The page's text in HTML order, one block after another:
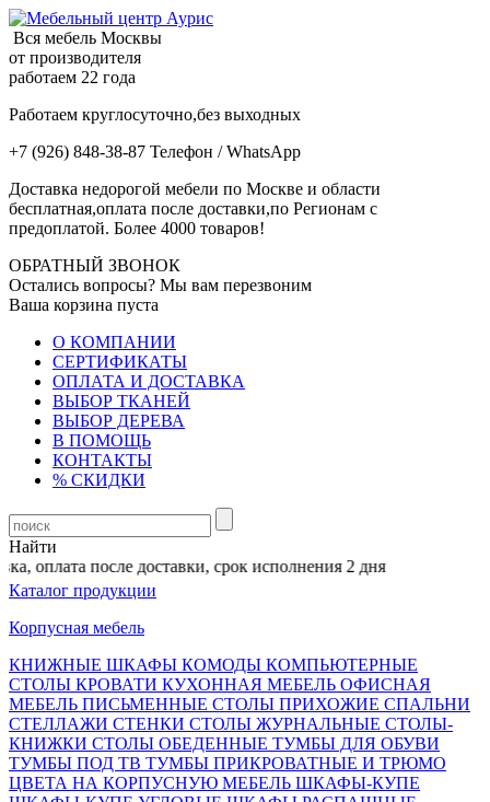
Вся мебель Москвы
от производителя
работаем 22 года
Работаем круглосуточно,без выходных
+7 (926) 848-38-87 Телефон / WhatsApp
Доставка недорогой мебели по Москве и области
бесплатная,оплата после доставки,по Регионам с
предоплатой. Более 4000 товаров!
ОБРАТНЫЙ ЗВОНОК
Остались вопросы? Мы вам перезвоним
Ваша корзина пуста
О КОМПАНИИ
СЕРТИФИКАТЫ
ОПЛАТА И ДОСТАВКА
ВЫБОР ТКАНЕЙ
ВЫБОР ДЕРЕВА
В ПОМОЩЬ
КОНТАКТЫ
% СКИДКИ
Найти
оплата после доставки, срок исполнения 2 дня
Каталог продукции
Корпусная мебель
КНИЖНЫЕ ШКАФЫ КОМОДЫ КОМПЬЮТЕРНЫЕ
СТОЛЫ КРОВАТИ КУХОННАЯ МЕБЕЛЬ ОФИСНАЯ
МЕБЕЛЬ ПИСЬМЕННЫЕ СТОЛЫ ПРИХОЖИЕ СПАЛЬНИ
СТЕЛЛАЖИ СТЕНКИ СТОЛЫ ЖУРНАЛЬНЫЕ СТОЛЫ-
КНИЖКИ СТОЛЫ ОБЕДЕННЫЕ ТУМБЫ ДЛЯ ОБУВИ
ТУМБЫ ПОД ТВ ТУМБЫ ПРИКРОВАТНЫЕ И ТРЮМО
ЦВЕТА НА КОРПУСНУЮ МЕБЕЛЬ ШКАФЫ-КУПЕ